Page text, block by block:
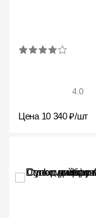
4.0
Цена 10 340 ₽/шт